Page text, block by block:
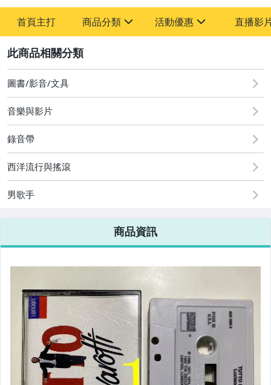
首頁主打 商品分類
其它
活動優惠
[全店] 粉絲專享
[全店] 週年慶
直播影
圖書/影音/文具
音樂與影片
錄音帶
西洋流行與搖滾
男歌手
商品資訊